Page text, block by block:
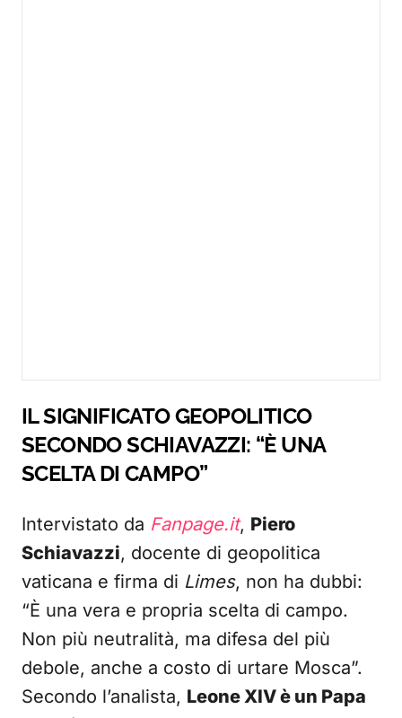
IL SIGNIFICATO GEOPOLITICO
SECONDO SCHIAVAZZI: “È UNA
SCELTA DI CAMPO”
Intervistato da Fanpage.it, Piero
Schiavazzi, docente di geopolitica
vaticana e firma di Limes, non ha dubbi:
“È una vera e propria scelta di campo.
Non più neutralità, ma difesa del più
debole, anche a costo di urtare Mosca”.
Secondo l’analista, Leone XIV è un Papa